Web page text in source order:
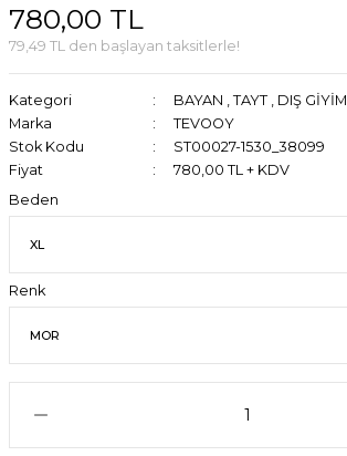
780,00 TL
79,49 TL den başlayan taksitlerle!
Kategori BAYAN , TAYT , DIŞ GİYİM
Marka
TEVOOY
Stok Kodu
ST00027-1530_38099
Fiyat
780,00 TL + KDV
Beden
Renk